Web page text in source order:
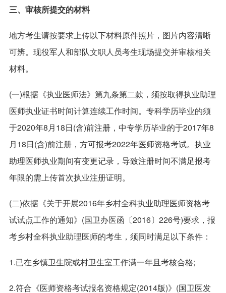
三、审核所提交的材料
地方考生请按要求上传以下材料原件照片，图片内容清晰
可辨。现役军人和部队文职人员考生现场提交并审核相关
材料。
(一)根据《执业医师法》第九条第二款，须按取得执业助理
医师执业证书时间计算连续工作时间。专科学历毕业的须
于2020年8月18日(含)前注册，中专学历毕业的于2017年8
月18日(含)前注册，方可报考2022年医师资格考试。执业
助理医师执业期间有变更记录，导致注册时间不满足报考
年限的需上传首次执业注册证明。
(二)依据《关于开展2016年乡村全科执业助理医师资格考
试试点工作的通知》(国卫办医函〔2016〕226号)要求，报
考乡村全科执业助理医师的考生，须同时满足以下条件：
1.已在乡镇卫生院或村卫生室工作满一年且考核合格;
2.符合《医师资格考试报名资格规定(2014版)》(国卫医发